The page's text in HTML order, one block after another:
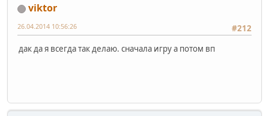
viktor
#212
26.04.2014 10:56:26
дак да я всегда так делаю. сначала игру а потом вп